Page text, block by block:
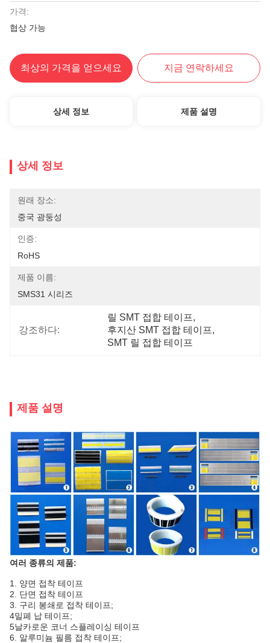
가격:
협상 가능
최상의 가격을 얻으세요 지금 연락하세요
상세 정보 제품 설명
상세 정보
원래 장소:
중국 광둥성
인증:
RoHS
제품 이름:
SMS31 시리즈
강조하다:
릴 SMT 접합 테이프,
후지산 SMT 접합 테이프,
SMT 릴 접합 테이프
제품 설명
여러 종류의 제품:
1. 양면 접착 테이프
2. 단면 접착 테이프
3. 구리 봉쇄로 접착 테이프;
4밀폐 납 테이프;
5날카로운 코너 스플레이싱 테이프
6. 알루미늄 필름 접착 테이프;